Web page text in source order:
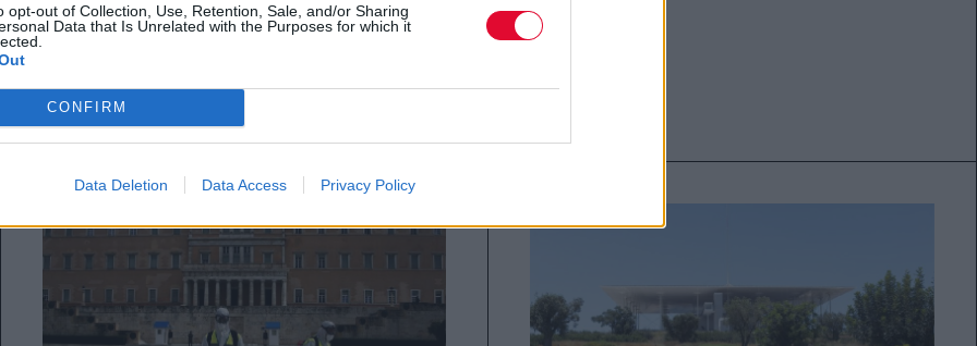
opt-out of Collection, Use, Retention, Sale, and/or Sharing
Data that Is Unrelated with the Purposes for which it
CONFIRM
Data Deletion Data Access Privacy Policy
σήμερα παρελθόν. Απορρίφθηκε από
07.05.2021
06.05.2021